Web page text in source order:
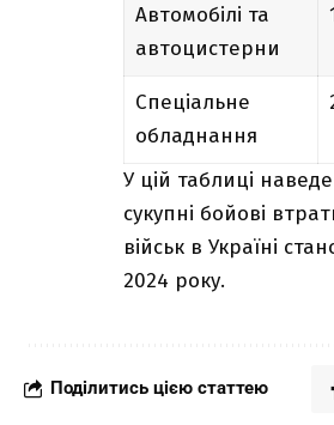
Автомобілі та
автоцистерни
Спеціальне
обладнання
У цій таблиці
сукупні бойові
військ в Україні
2024 року.
Поділитись цією статтею